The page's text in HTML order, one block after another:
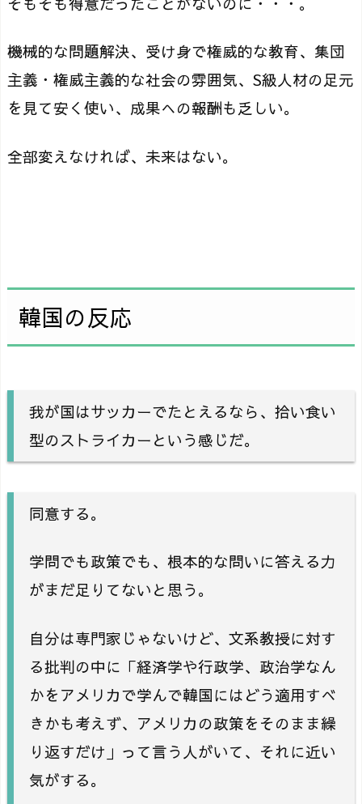
機械的な問題解決、受け身で権威的な教育、集団
主義・権威主義的な社会の雰囲気、S級人材の足元
を見て安く使い、成果への報酬も乏しい。
全部変えなければ、未来はない。
韓国の反応
我が国はサッカーでたとえるなら、拾い食い
型のストライカーという感じだ。
同意する。
学問でも政策でも、根本的な問いに答える力
がまだ足りてないと思う。
自分は専門家じゃないけど、文系教授に対す
る批判の中に「経済学や行政学、政治学なん
かをアメリカで学んで韓国にはどう適用すべ
きかも考えず、アメリカの政策をそのまま繰
り返すだけ」って言う人がいて、それに近い
気がする。